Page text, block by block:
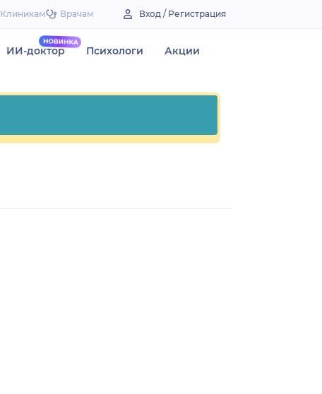
Клиникам Врачам Вход / Регистрация
ИИ-доктор Психологи Акции